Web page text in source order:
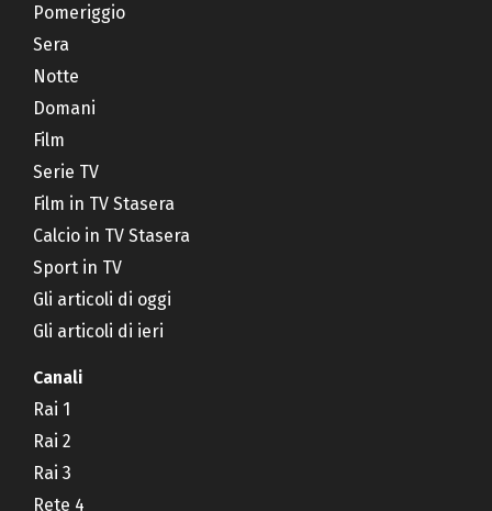
Pomeriggio
Sera
Notte
Domani
Film
Serie TV
Film in TV Stasera
Calcio in TV Stasera
Sport in TV
Gli articoli di oggi
Gli articoli di ieri
Canali
Rai 1
Rai 2
Rai 3
Rete 4